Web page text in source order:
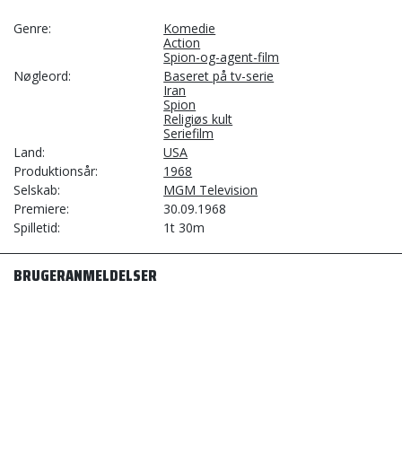
Genre
Komedie
Action
Spion-og-agent-film
Nøgleord
Baseret på tv-serie
Iran
Spion
Religiøs kult
Seriefilm
Land
USA
Produktionsår
1968
Selskab
MGM Television
Premiere
30.09.1968
Spilletid
1t 30m
BRUGERANMELDELSER